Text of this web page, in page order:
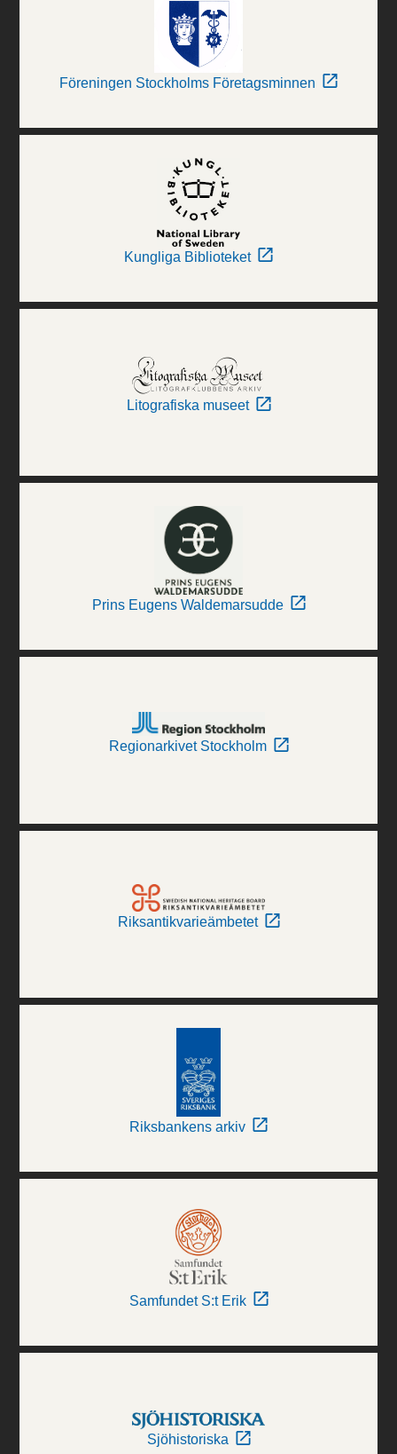
Föreningen Stockholms Företagsminnen
Kungliga Biblioteket
Litografiska museet
Prins Eugens Waldemarsudde
Regionarkivet Stockholm
Riksantikvarieämbetet
Riksbankens arkiv
Samfundet S:t Erik
Sjöhistoriska